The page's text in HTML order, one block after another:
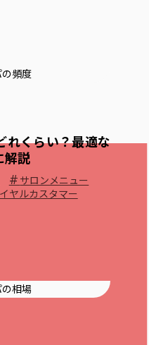
れくらい？最適な
解説
# サロンメニュー
ヤルカスタマー